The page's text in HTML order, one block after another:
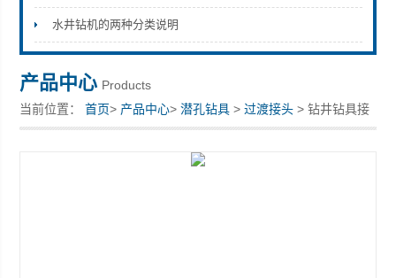
宣化县瑞科钻孔机械厂
水井钻机的两种分类说明
产品中心 Products
当前位置：首页> 产品中心>潜孔钻具 >过渡接头 > 钻井钻具接
头